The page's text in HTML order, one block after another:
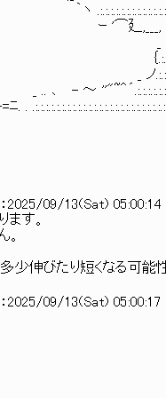
/ ＼ i / //.;
,〈_//;
￣＼_:::∨
｜ 、
2025/09/13(Sat) 05:00:14
す。
。
少伸びたり短くなる可能
2025/09/13(Sat) 05:00:17